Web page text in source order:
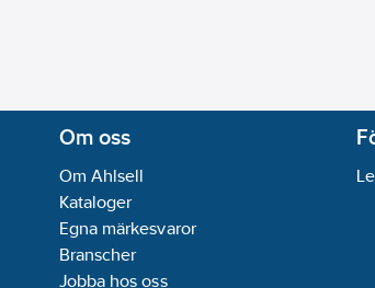
Om oss
Om Ahlsell
Kataloger
Egna märkesvaror
Branscher
Jobba hos oss